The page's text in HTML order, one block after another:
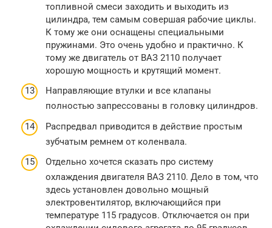
топливной смеси заходить и выходить из
цилиндра, тем самым совершая рабочие циклы.
К тому же они оснащены специальными
пружинами. Это очень удобно и практично. К
тому же двигатель от ВАЗ 2110 получает
хорошую мощность и крутящий момент.
Направляющие втулки и все клапаны
полностью запрессованы в головку цилиндров.
Распредвал приводится в действие простым
зубчатым ремнем от коленвала.
Отдельно хочется сказать про систему
охлаждения двигателя ВАЗ 2110. Дело в том, что
здесь установлен довольно мощный
электровентилятор, включающийся при
температуре 115 градусов. Отключается он при